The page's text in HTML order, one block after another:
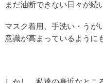
まだ油断できない日々が続
マスク着用、手洗い・うが
意識が高まっているように